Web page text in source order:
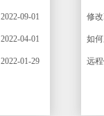
2022-09-01
2022-04-01
2022-01-29
修
如